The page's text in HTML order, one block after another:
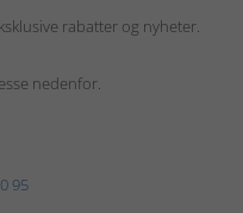
rabatter og nyheter.
nedenfor.
95